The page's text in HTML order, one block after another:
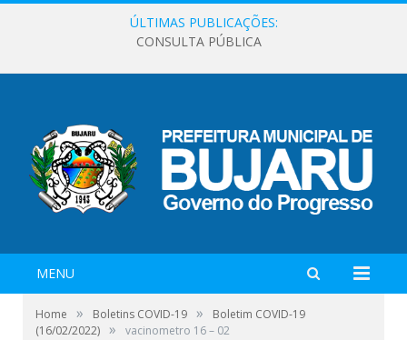
ÚLTIMAS PUBLICAÇÕES:
CONSULTA PÚBLICA
MENU
Home » Boletins COVID-19 »
Boletim COVID-19
(16/02/2022) » vacinometro 16 – 02